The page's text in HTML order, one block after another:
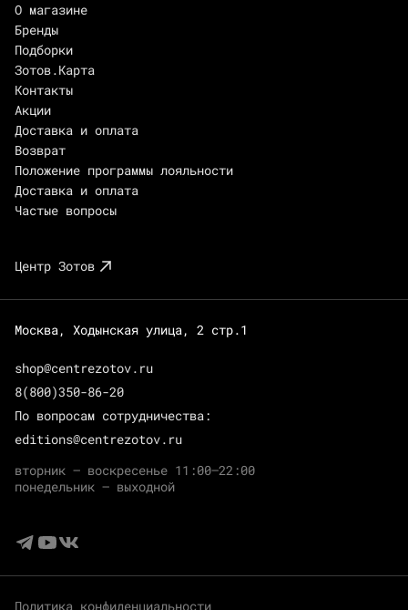
О магазине
Бренды
Подборки
Зотов.Карта
Контакты
Акции
Доставка и оплата
Возврат
Положение программы лояльности
Доставка и оплата
Частые вопросы
Центр Зотов
Москва, Ходынская улица, 2 стр.1
shop@centrezotov.ru
8(800)350-86-20
По вопросам сотрудничества:
editions@centrezotov.ru
вторник — воскресенье 11:00–22:00
понедельник — выходной
Политика конфиденциальности